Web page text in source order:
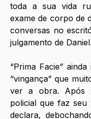
toda a sua vida
exame de corpo de
conversas no
julgamento de Daniel.
“Prima Facie”
“vingança” que
ver a obra. Após
policial que faz seu
declara,